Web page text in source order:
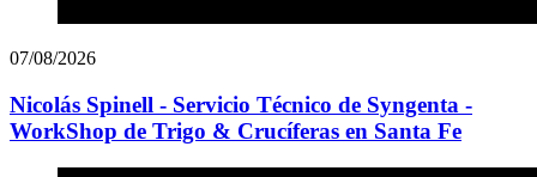
07/08/2026
Nicolás Spinell - Servicio Técnico de Syngenta -
WorkShop de Trigo & Crucíferas en Santa Fe